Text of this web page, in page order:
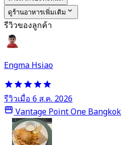
ดูร้านอาหารเพิ่มเติม
รีวิวของลูกค้า
Engma Hsiao
รีวิวเมื่อ 6 ส.ค. 2026
Vantage Point One Bangkok